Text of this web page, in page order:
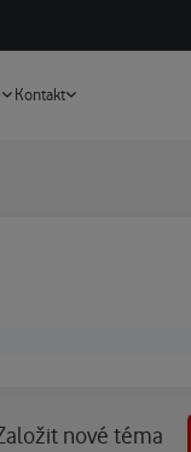
Kontakt
nové téma